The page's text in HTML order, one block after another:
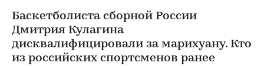
Баскетболиста сборной России
Дмитрия Кулагина
дисквалифицировали за марихуану. Кто
из российских спортсменов ранее